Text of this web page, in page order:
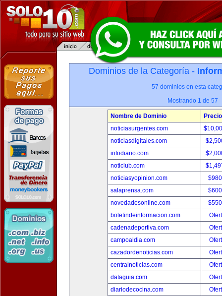
Dominios de la Categoría -
57 dominios en esta
Mostrando 1 de 57
Nombre de Dominio
Precio
noticiasurgentes.com
noticiasdigitales.com
infodiario.com
noticlub.com
noticiasyopinion.com
salaprensa.com
novedadesonline.com
boletindeinformacion.com
cadenadeportiva.com
campoaldia.com
cazadordenoticias.com
centralnoticias.com
dataguia.com
diariodecocina.com